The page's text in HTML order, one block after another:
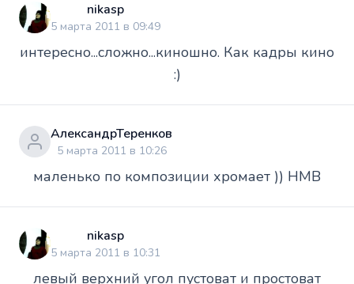
nikasp
5 марта 2011 в 09:49
интересно...сложно...киношно. Как кадры кино
:)
АлександрТеренков
5 марта 2011 в 10:26
маленько по композиции хромает )) НМВ
nikasp
5 марта 2011 в 10:31
левый верхний угол пустоват и простоват